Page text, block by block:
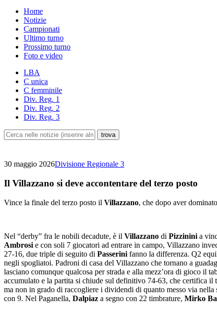
Home
Notizie
Campionati
Ultimo turno
Prossimo turno
Foto e video
LBA
C unica
C femminile
Div. Reg. 1
Div. Reg. 2
Div. Reg. 3
30 maggio 2026Divisione Regionale 3
Il Villazzano si deve accontentare del terzo posto
Vince la finale del terzo posto il Villazzano, che dopo aver
Nel “derby” fra le nobili decadute, è il Villazzano di Pizzinini a
Ambrosi e con soli 7 giocatori ad entrare in campo, Villazzano
27-16, due triple di seguito di Passerini fanno la differenza. Q2
negli spogliatoi. Padroni di casa del Villazzano che tornano a
lasciano comunque qualcosa per strada e alla mezz’ora di gioco il
accumulato e la partita si chiude sul definitivo 74-63, che certifica il
ma non in grado di raccogliere i dividendi di quanto messo via
con 9. Nel Paganella, Dalpiaz a segno con 22 timbrature, Mirko